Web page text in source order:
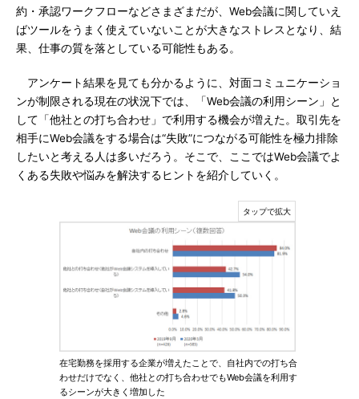
約・承認ワークフローなどさまざまだが、Web会議に関していえ
ばツールをうまく使えていないことが大きなストレスとなり、結
果、仕事の質を落としている可能性もある。
アンケート結果を見ても分かるように、対面コミュニケーショ
ンが制限される現在の状況下では、「Web会議の利用シーン」と
して「他社との打ち合わせ」で利用する機会が増えた。取引先を
相手にWeb会議をする場合は“失敗”につながる可能性を極力排除
したいと考える人は多いだろう。そこで、ここではWeb会議でよ
くある失敗や悩みを解決するヒントを紹介していく。
在宅勤務を採用する企業が増えたことで、自社内での打ち合
わせだけでなく、他社との打ち合わせでもWeb会議を利用す
るシーンが大きく増加した